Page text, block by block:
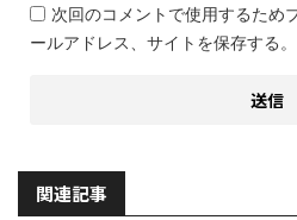
次回のコメントで使用するため
ールアドレス、サイトを保存する。
関連記事